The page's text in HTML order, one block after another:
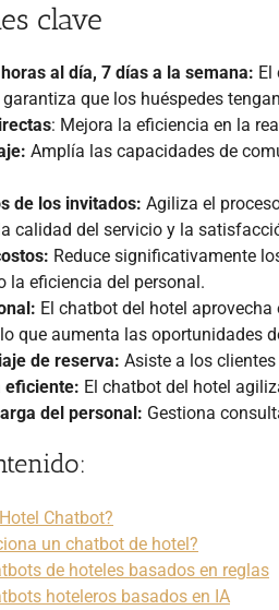
clave
al día, 7 días a la semana: El
garantiza que los huéspedes
: Mejora la eficiencia en la
Amplía las capacidades de
de los invitados: Agiliza el
calidad del servicio y la
Reduce significativamente
la eficiencia del personal.
El chatbot del hotel
que aumenta las oportunidades
de reserva: Asiste a los
eficiente: El chatbot del hotel
del personal: Gestiona
Chatbot?
un chatbot de hotel?
de hoteles basados en reglas
hoteleros basados en IA